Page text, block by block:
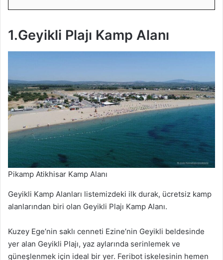
1.Geyikli Plajı Kamp Alanı
Pikamp Atikhisar Kamp Alanı
Geyikli Kamp Alanları listemizdeki ilk durak, ücretsiz kamp
alanlarından biri olan Geyikli Plajı Kamp Alanı.
Kuzey Ege’nin saklı cenneti Ezine’nin Geyikli beldesinde
yer alan Geyikli Plajı, yaz aylarında serinlemek ve
güneşlenmek için ideal bir yer. Feribot iskelesinin hemen